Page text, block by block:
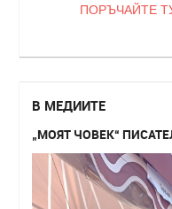
ПОРЪЧАЙТЕ
В МЕДИИТЕ
„МОЯТ ЧОВЕК“